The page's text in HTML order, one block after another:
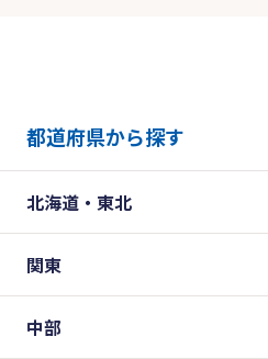
都道府県から探す
北海道・東北
関東
中部